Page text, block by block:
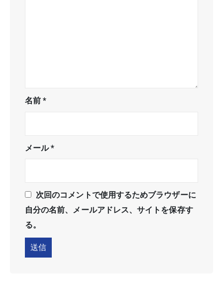
名前*
メール*
次回のコメントで使用するためブラウザーに
自分の名前、メールアドレス、サイトを保存す
る。